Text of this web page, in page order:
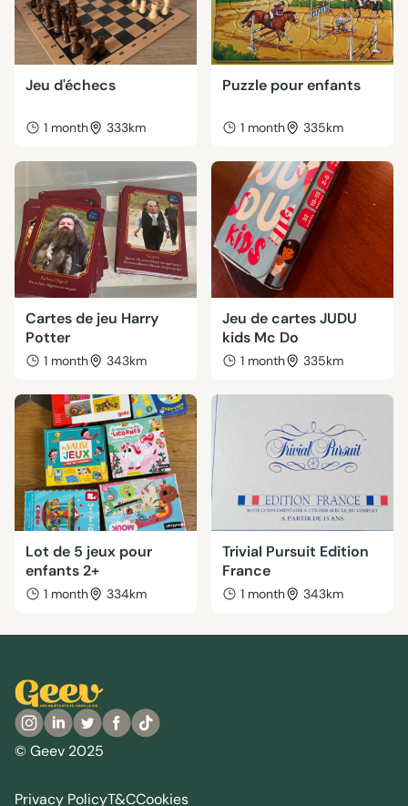
Jeu d'échecs
1 month 333km
Puzzle pour enfants
1 month 335km
Cartes de jeu Harry
Potter
1 month 343km
Jeu de cartes JUDU
kids Mc Do
1 month 335km
Lot de 5 jeux pour
enfants 2+
1 month 334km
Trivial Pursuit Edition
France
1 month 343km
© Geev 2025
Privacy PolicyT&CCookies